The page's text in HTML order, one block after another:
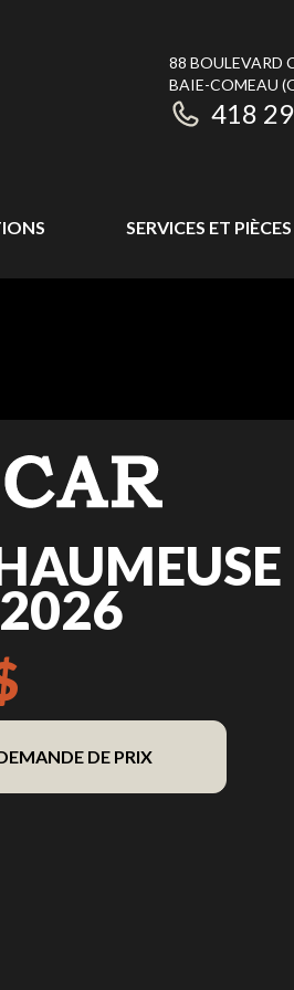
88 BOULEVARD
BAIE-COMEAU
418
SERVICES ET PIÈCES
DE PRIX